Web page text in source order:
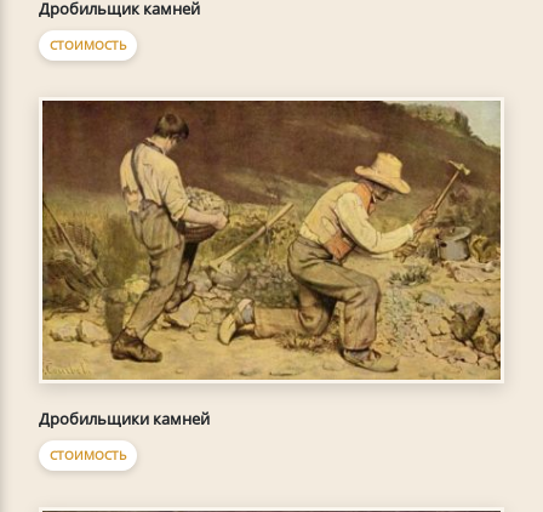
Дробильщик камней
СТОИМОСТЬ
Дробильщики камней
СТОИМОСТЬ